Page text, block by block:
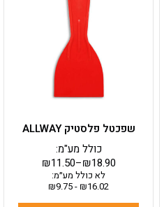
שפכטל פלסטיק ALLWAY
₪11.50–₪18.90
כולל מע"מ:
לא כולל מע״מ:
₪16.02
-
₪9.75
מספר
סוגים.
ניתן
לבחור
האפשרויות